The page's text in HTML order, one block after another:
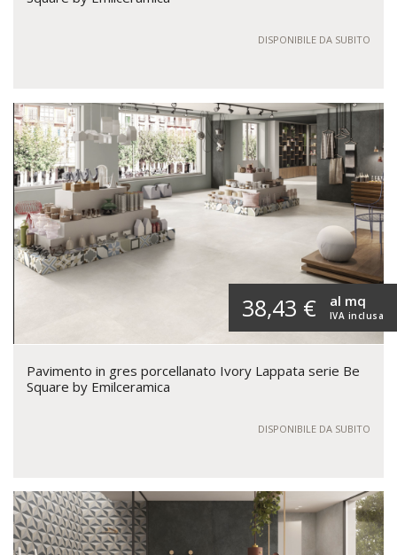
DISPONIBILE DA SUBITO
38,43 € IVA inclusa
al mq
Pavimento in gres porcellanato Ivory Lappata serie Be
Square by Emilceramica
DISPONIBILE DA SUBITO